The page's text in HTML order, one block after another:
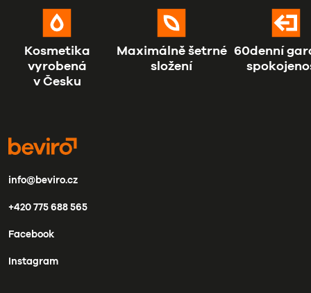
Kosmetika
vyrobená
v Česku
Maximálně šetrné
složení
60denní
info@beviro.cz
+420 775 688 565
Facebook
Instagram